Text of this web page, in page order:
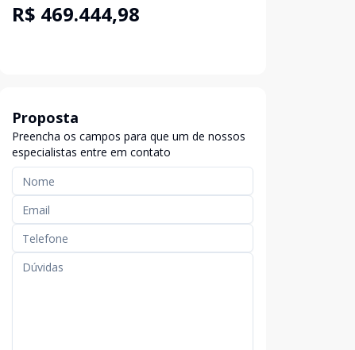
R$ 469.444,98
Proposta
Preencha os campos para que um de nossos
especialistas entre em contato